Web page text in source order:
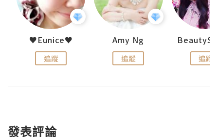
♥Eunice♥
追蹤
Amy Ng
追蹤 追蹤
發表評論